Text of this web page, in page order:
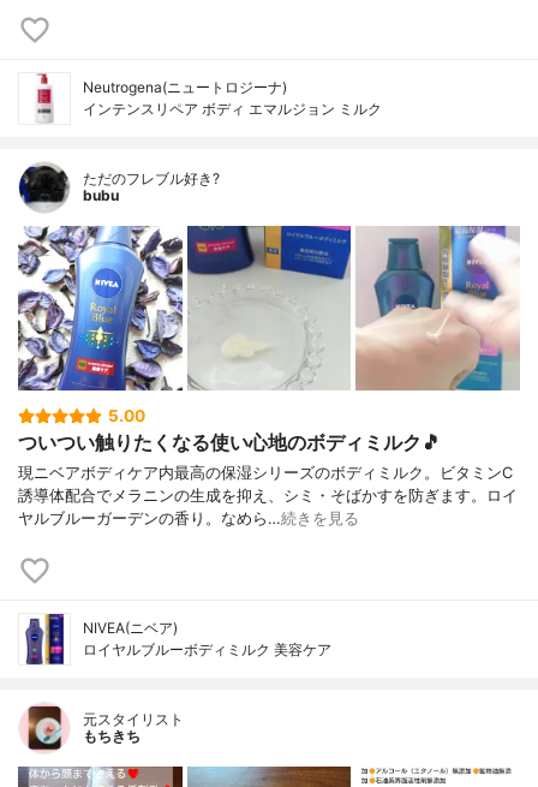
Neutrogena(ニュートロジーナ)
インテンスリペア ボディ エマルジョン ミルク
ただのフレブル好き?
bubu
5.00
ついつい触りたくなる使い心地のボディミルク🎵
現ニベアボディケア内最高の保湿シリーズのボディミルク。ビタミンC
誘導体配合でメラニンの生成を抑え、シミ・そばかすを防ぎます。ロイ
ヤルブルーガーデンの香り。なめら…続きを見る
NIVEA(ニベア)
ロイヤルブルーボディミルク 美容ケア
元スタイリスト
もちきち